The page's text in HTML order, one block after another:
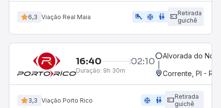
6,3 Viação Real Maia airline_seat_legroom_extra ac_unit wc
Retirada
guichê
16:40 02:10
Duração: 9h 30m
Alvorada do
Corrente, PI -
3,3 Viação Porto Rico ac_unit wc
Retirada
guichê